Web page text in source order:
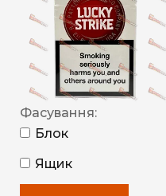
Фасування:
Блок
Ящик